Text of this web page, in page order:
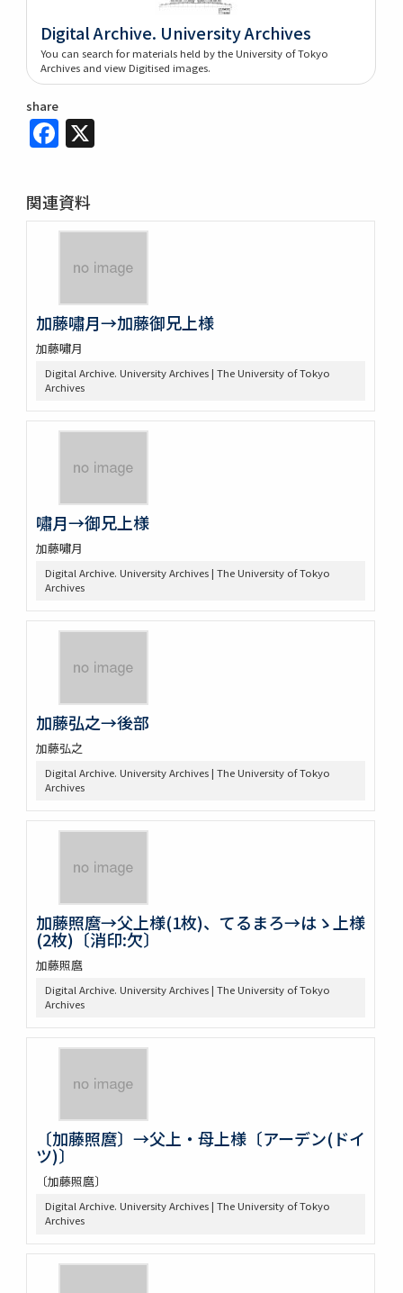
Digital Archive. University Archives
You can search for materials held by the University of Tokyo
Archives and view Digitised images.
share
Facebook
関連資料
加藤嘯月→加藤御兄上様
加藤嘯月
Digital Archive. University Archives | The University of Tokyo
Archives
嘯月→御兄上様
加藤嘯月
Digital Archive. University Archives | The University of Tokyo
Archives
加藤弘之→後部
加藤弘之
Digital Archive. University Archives | The University of Tokyo
Archives
加藤照麿→父上様(1枚)、てるまろ→はゝ上様
(2枚)〔消印:欠〕
加藤照麿
Digital Archive. University Archives | The University of Tokyo
Archives
〔加藤照麿〕→父上・母上様〔アーデン(ドイ
ツ)〕
〔加藤照麿〕
Digital Archive. University Archives | The University of Tokyo
Archives